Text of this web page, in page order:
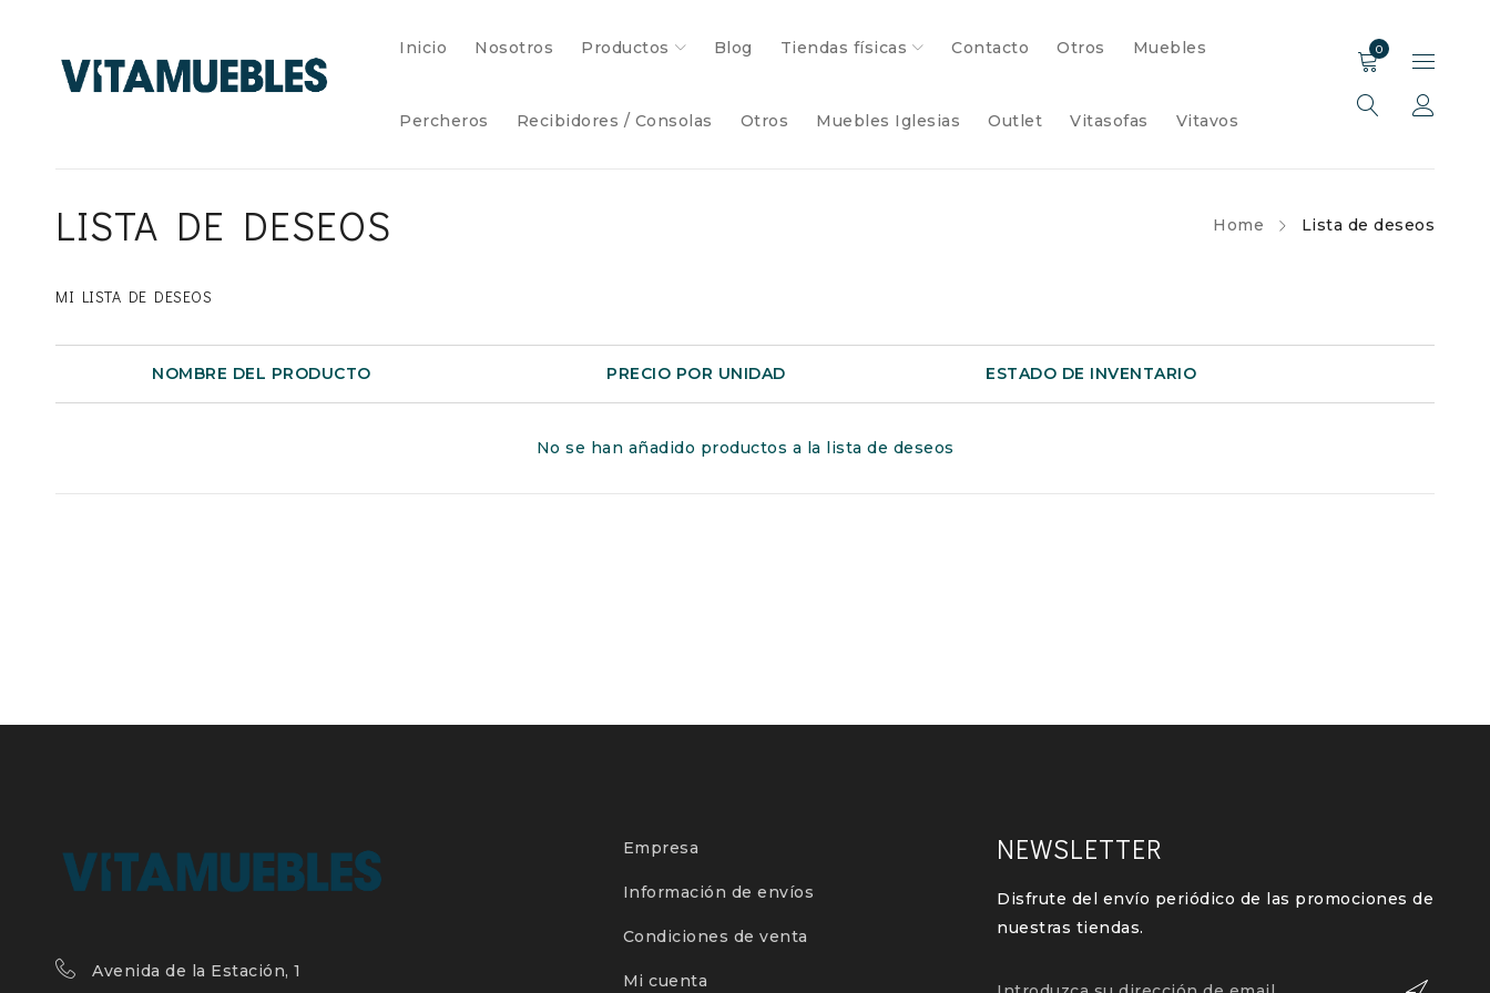
Inicio Nosotros Productos Blog Tiendas físicas Contacto Otros Muebles
Percheros Recibidores / Consolas Otros Muebles Iglesias Outlet Vitasofas Vitavos
0
Home Lista de deseos
LISTA DE DESEOS
MI LISTA DE DESEOS
NOMBRE DEL PRODUCTO PRECIO POR UNIDAD ESTADO DE INVENTARIO
No se han añadido productos a la lista de deseos
Avenida de la Estación, 1
Empresa
Información de envíos
Condiciones de venta
Mi cuenta
NEWSLETTER
Disfrute del envío periódico de las promociones de
nuestras tiendas.